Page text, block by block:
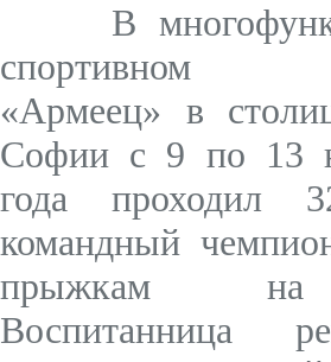
В
спортивном
«Армеец» в
Софии с 9 по 13
года проходил
командный
прыжкам на
Воспитанница